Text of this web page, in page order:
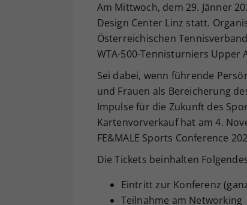
Am Mittwoch, dem 29. Jänner
Design Center Linz statt.
Österreichischen
WTA-500-Tennisturniers Upper
Sei dabei, wenn führende
und Frauen als Bereicherung
Impulse für die Zukunft des
Kartenvorverkauf hat am 4.
FE&MALE Sports Conference
Die Tickets beinhalten
Eintritt zur Konferenz
Teilnahme am Networking